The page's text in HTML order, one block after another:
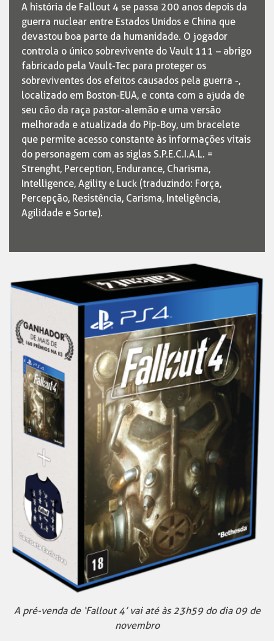
A história de Fallout 4 se passa 200 anos depois da
guerra nuclear entre Estados Unidos e China que
devastou boa parte da humanidade. O jogador
controla o único sobrevivente do Vault 111 – abrigo
fabricado pela Vault-Tec para proteger os
sobreviventes dos efeitos causados pela guerra -,
localizado em Boston-EUA, e conta com a ajuda de
seu cão da raça pastor-alemão e uma versão
melhorada e atualizada do Pip-Boy, um bracelete
que permite acesso constante às informações vitais
do personagem com as siglas S.P.E.C.I.A.L. =
Strenght, Perception, Endurance, Charisma,
Intelligence, Agility e Luck (traduzindo: Força,
Percepção, Resistência, Carisma, Inteligência,
Agilidade e Sorte).
A pré-venda de ‘Fallout 4’ vai até às 23h59 do dia 09 de
novembro